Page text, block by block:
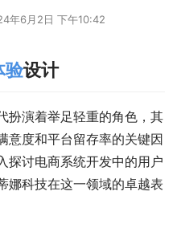
年6月2日 下午10:42
验设计
扮演着举足轻重的角色，其
意度和平台留存率的关键因
探讨电商系统开发中的用户
娜科技在这一领域的卓越表